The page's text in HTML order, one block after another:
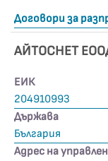
Договори за
АЙТОСНЕТ
ЕИК
204910993
Държава
България
Адрес на